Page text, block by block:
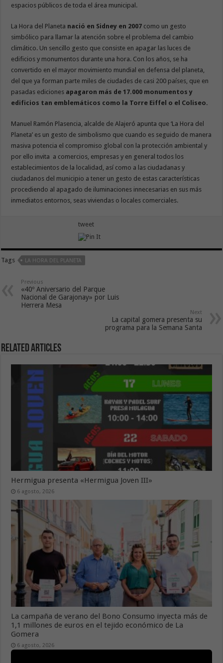
espacios públicos de toda el área municipal.
La Hora del Planeta nació en Sidney en 2007 como un gesto
simbólico para llamar la atención sobre el problema del cambio
climático. Un sencillo gesto que consiste en apagar las luces de
edificios y monumentos durante una hora. Con los años, se ha
convertido en el mayor movimiento mundial en defensa del planeta,
del que ya forman parte miles de ciudades de casi 200 países, que en
pasadas ediciones apagaron más de 17.000 monumentos y
edificios tan emblemáticos como la Torre Eiffel o el Coliseo.
Manuel Ramón Plasencia, alcalde de Alajeró apunta que ‘La Hora del
Planeta’ es un gesto de simbolismo que cuando es seguido de manera
masiva potencia el compromiso global con la protección ambiental y
por ello invita a comercios, empresas y en general todos los
establecimientos de la localidad, así como a las ciudadanas y
ciudadanos del municipio a tener un gesto de estas características
procediendo al apagado de iluminaciones innecesarias en sus más
inmediatos entornos, seas viviendas o locales comerciales.
tweet
Tags LA HORA DEL PLANETA
Previous
«40º Aniversario del Parque
Nacional de Garajonay» por Luis
Herrera Mesa
Next
La capital gomera presenta su
programa para la Semana Santa
Related Articles
Hermigua presenta «Hermigua Joven III»
6 agosto, 2026
La campaña de verano del Bono Consumo inyecta más de
1,1 millones de euros en el tejido económico de La
Gomera
6 agosto, 2026